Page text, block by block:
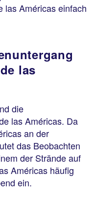
las Américas einfach
las
die
las Américas. Da
an der
das Beobachten
der Strände auf
Américas häufig
ein.